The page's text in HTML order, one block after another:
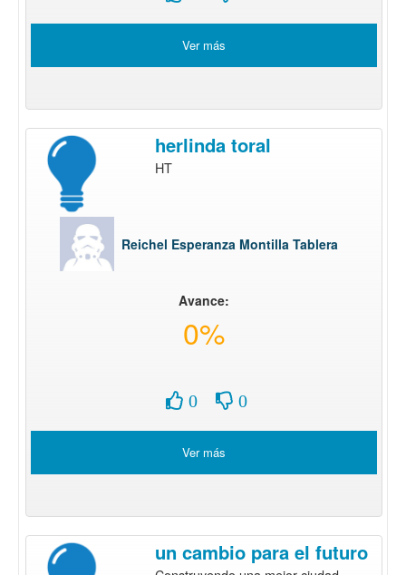
Ver más
herlinda toral
HT
Reichel Esperanza Montilla Tablera
Avance:
0%
0 0
Ver más
un cambio para el futuro